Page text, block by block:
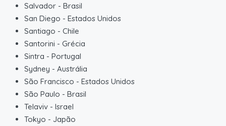
Salvador - Brasil
San Diego - Estados Unidos
Santiago - Chile
Santorini - Grécia
Sintra - Portugal
Sydney - Austrália
São Francisco - Estados Unidos
São Paulo - Brasil
Telaviv - Israel
Tokyo - Japão